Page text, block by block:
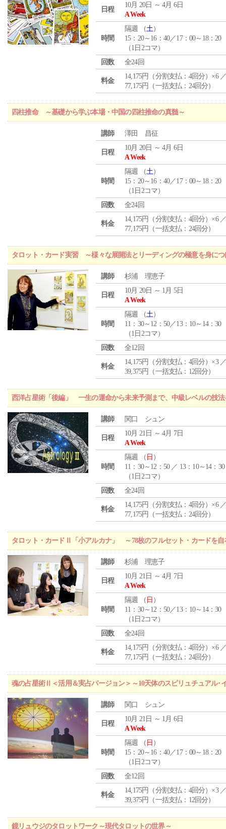
日程
10月 20日 ～ 4月 6日
A Week
時間
隔週 （土）
15：20～16：40／17：00～18：20
（1日2コマ）
回数
全24回
料金
14,175円（分割支払：4回分）×6
77,175円（一括支払：24回分）
四柱推命 ～基礎から学ぶ本場・中国の四柱推命の真髄～
講師 澤田 昌征
日程
10月 20日 ～ 4月 6日
A Week
時間
隔週 （土）
15：20～16：40／17：00～18：20
（1日2コマ）
回数
全24回
料金
14,175円（分割支払：4回分）×6
77,175円（一括支払：24回分）
タロット・カード実習 ～様々な展開法とリーディングの極意を身につ
講師 杉浦 理恵子
日程
10月 20日 ～ 1月 5日
A Week
時間
隔週 （土）
11：30～12：50／13：10～14：30
（1日2コマ）
回数
全12回
料金
14,175円（分割支払：4回分）×3
39,375円（一括支払：12回分）
西洋占星術「後編」 一生の運命から未来予測まで、中級レベルの技法
講師 関口 シュン
日程
10月 21日 ～ 4月 7日
A Week
時間
隔週 （ 日 ）
11：30～12：50 ／ 13：10～14：30
（1日2コマ）
回数
全24回
料金
14,175円（分割支払：4回分）×6
77,175円（一括支払：24回分）
タロット・カードⅡ「小アルカナ」 ～78枚のフルセット・カードを自
講師 杉浦 理恵子
日程
10月 21日 ～ 4月 7日
A Week
時間
隔週 （ 日 ）
11：30～12：50／13：10～14：30
（1日2コマ）
回数
全24回
料金
14,175円（分割支払：4回分）×6
77,175円（一括支払：24回分）
魂の占星術Ⅱ＜活用＆実占バージョン＞～10天体のスピリュチュアル･
講師 関口 シュン
日程
10月 21日 ～ 1月 6日
A Week
時間
隔週 （ 日 ）
15：20～16：40／17：00～18：20
（1日2コマ）
回数
全12回
料金
14,175円（分割支払：4回分）×3
39,375円（一括支払：12回分）
鏡リュウジのタロットワーク～現代タロットの世界～